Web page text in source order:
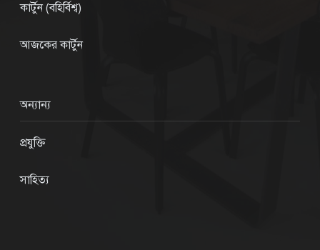
কার্টুন (বহির্বিশ্ব)
আজকের কার্টুন
অন্যান্য
প্রযুক্তি
সাহিত্য